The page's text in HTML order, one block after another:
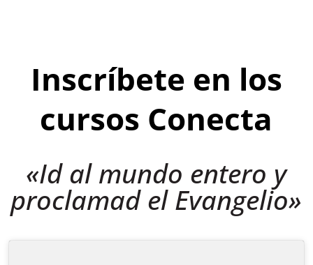
Inscríbete en los
cursos Conecta
«Id al mundo entero y
proclamad el Evangelio»